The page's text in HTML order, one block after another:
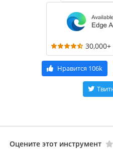
Нравится 106k
Оцените этот инструмент